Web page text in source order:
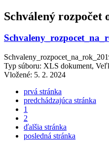
Schválený rozpočet
Typ súboru: XLS dokument,
Vložené: 5. 2. 2024
prvá stránka
predchádzajúca stránka
1
2
ďalšia stránka
posledná stránka